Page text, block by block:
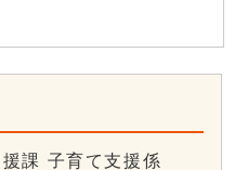
課 子育て支援係